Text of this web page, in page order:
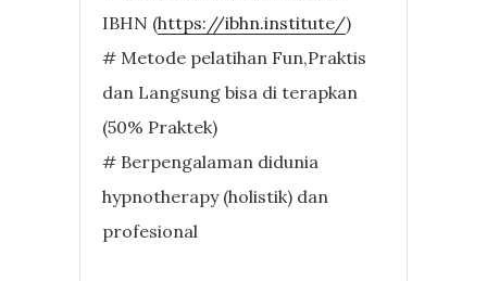
IBHN (https://ibhn.institute/)
# Metode pelatihan Fun,Praktis
dan Langsung bisa di terapkan
(50% Praktek)
# Berpengalaman didunia
hypnotherapy (holistik) dan
profesional